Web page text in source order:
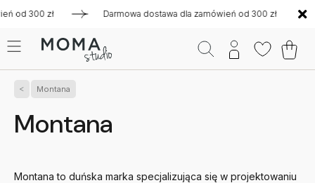
zł Darmowa dostawa dla zamówień od 300 zł
Montana
Montana
Montana to duńska marka specjalizująca się w projektowaniu